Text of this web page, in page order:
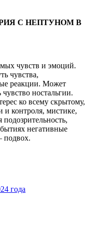
С НЕПТУНОМ В
чувств и эмоций.
чувства,
реакции. Может
ностальгии.
ко всему скрытому,
и контроля, мистике,
негативные
подвох.
года